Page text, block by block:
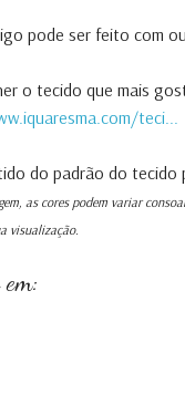
pode ser feito com
o tecido que mais
teci...
do padrão do tecido
as cores podem variar
visualização.